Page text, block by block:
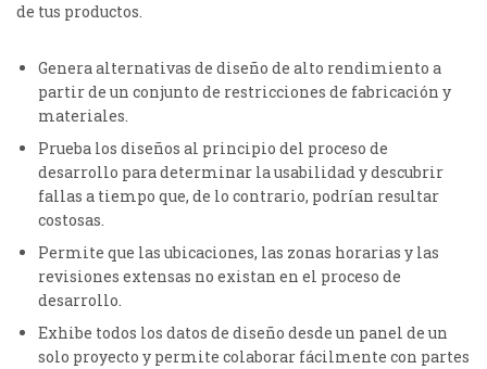
de tus productos.
Genera alternativas de diseño de alto rendimiento a
partir de un conjunto de restricciones de fabricación y
materiales.
Prueba los diseños al principio del proceso de
desarrollo para determinar la usabilidad y descubrir
fallas a tiempo que, de lo contrario, podrían resultar
costosas.
Permite que las ubicaciones, las zonas horarias y las
revisiones extensas no existan en el proceso de
desarrollo.
Exhibe todos los datos de diseño desde un panel de un
solo proyecto y permite colaborar fácilmente con partes